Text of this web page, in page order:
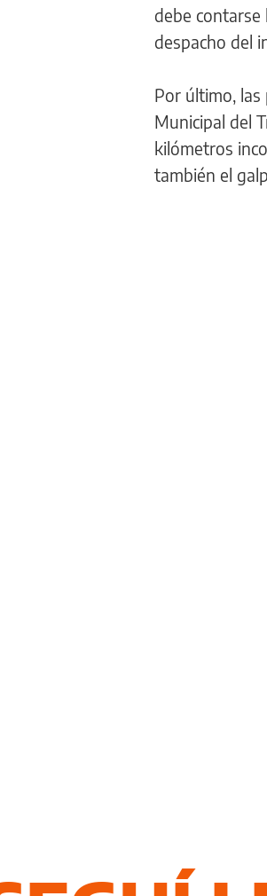
debe contarse
despacho del
Por último, las
Municipal del
kilómetros
también el